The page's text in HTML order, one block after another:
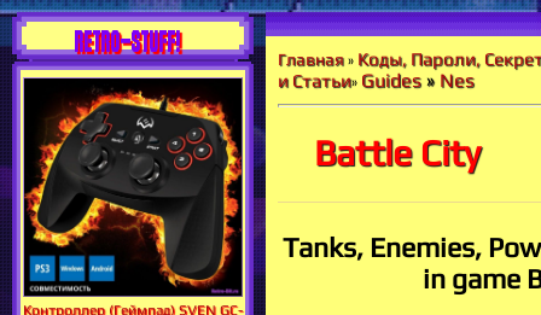
RETRO-STUFF!
Контроллер (Геймпад) SVEN GC-
Главная » Коды, Пароли,
и Статьи» Guides » Nes
Battle City
Tanks, Enemies,
in game